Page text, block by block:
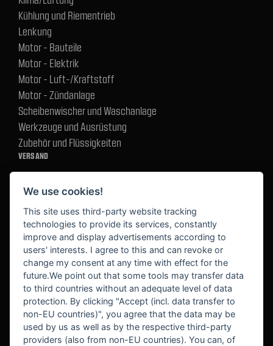
Kühlung und Riementrieb
Lenkung
Motor - Bauteile
Motor - Elektrik
Motor - Luft-/Kraftstoff
Motor - Zündanlage
Scheibenwischer und Waschanlage
Werkzeuge und Ausrüstung
Zubehör und Flüssigkeiten
VERSAND
BEKANNT AUS
We use cookies!
This site uses third-party website tracking
technologies to provide its services, constantly
improve and display advertisements according to
users' interests. I agree to this and can revoke or
change my consent at any time with effect for the
future.We point out that some tools may transfer data
to third countries without an adequate level of data
protection. By clicking "Accept (incl. data transfer to
non-EU countries)", you agree that the data may be
used by us as well as by the respective third-party
providers (also from non-EU countries). You can, of